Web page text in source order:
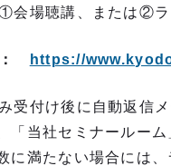
会場聴講、または②ラ
： https://
受付け後に自動返信
「当社セミナールー
に満たない場合には、